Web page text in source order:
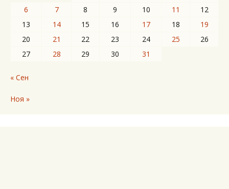
6
7 8 9 10 11
12
13
14 15 16 17 18
19
20
21 22 23 24 25
26
27
28 29 30 31
« Сен
Ноя »